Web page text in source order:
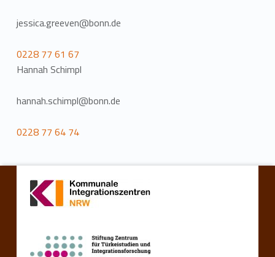
jessica.greeven@bonn.de
0228 77 61 67
Hannah Schimpl
hannah.schimpl@bonn.de
0228 77 64 74
Zurück zur Hauptnavigation springen